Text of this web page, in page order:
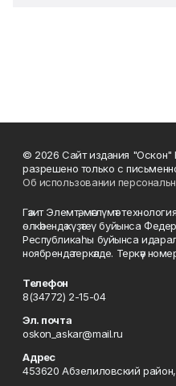
© 2026 Сайт издания "Оскон"
разрешено только с
Об использовании
Гәзит Элемтә, мәғлүмәт
өлкәһендә күҙәтеү буйынса
Республикаһы буйынса
ноябрендә теркәлде. Теркәү
Телефон
8(34772) 2-15-04
Эл. почта
oskon_askar@mail.ru
Адрес
453620 Абзелиловский